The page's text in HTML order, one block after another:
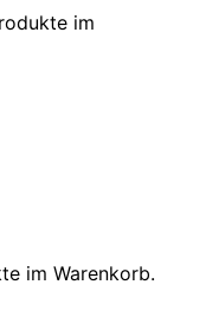
im
im Warenkorb.